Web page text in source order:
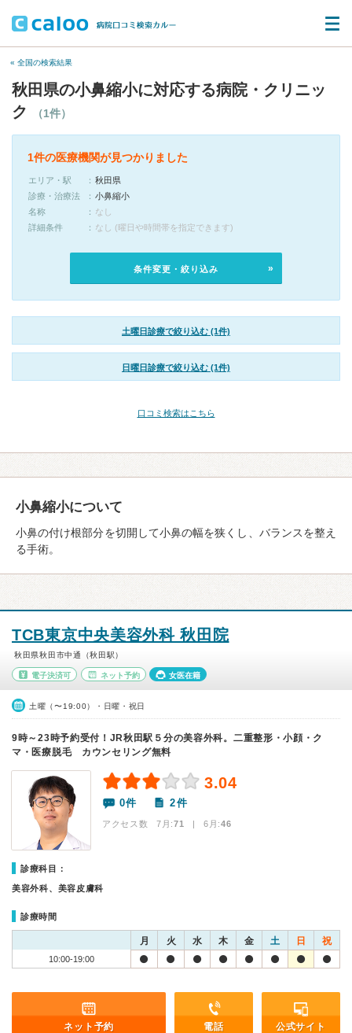
« 全国の検索結果
秋田県の小鼻縮小に対応する病院・クリニッ
ク
（1件）
1件の医療機関が見つかりました
エリア・駅
秋田県
診療・治療法
小鼻縮小
名称
なし
詳細条件
なし (曜日や時間帯を指定できます)
条件変更・絞り込み
土曜日診療で絞り込む (1件)
日曜日診療で絞り込む (1件)
口コミ検索はこちら
小鼻縮小について
小鼻の付け根部分を切開して小鼻の幅を狭くし、バランスを整え
る手術。
TCB東京中央美容外科 秋田院
秋田県秋田市中通（秋田駅）
電子決済可 ネット予約 女医在籍
土曜（〜19:00）・日曜・祝日
9時～23時予約受付！JR秋田駅５分の美容外科。二重整形・小顔・ク
マ・医療脱毛 カウンセリング無料
3.04
0件 2件
アクセス数 7月:71 | 6月:46
診療科目：
美容外科、美容皮膚科
診療時間
月 火 水 木 金 土 日 祝
10:00-19:00
ネット予約 電話 公式サイト